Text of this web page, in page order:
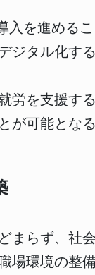
を進める
タル化す
労を支援す
が可能となる
まらず、社
環境の整